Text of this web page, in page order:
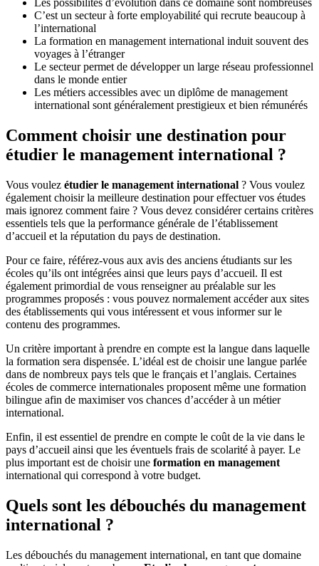
Les possibilités d’évolution dans ce domaine sont nombreuses
C’est un secteur à forte employabilité qui recrute beaucoup à
l’international
La formation en management international induit souvent des
voyages à l’étranger
Le secteur permet de développer un large réseau professionnel
dans le monde entier
Les métiers accessibles avec un diplôme de management
international sont généralement prestigieux et bien rémunérés
Comment choisir une destination pour
étudier le management international ?
Vous voulez étudier le management international ? Vous voulez
également choisir la meilleure destination pour effectuer vos études
mais ignorez comment faire ? Vous devez considérer certains critères
essentiels tels que la performance générale de l’établissement
d’accueil et la réputation du pays de destination.
Pour ce faire, référez-vous aux avis des anciens étudiants sur les
écoles qu’ils ont intégrées ainsi que leurs pays d’accueil. Il est
également primordial de vous renseigner au préalable sur les
programmes proposés : vous pouvez normalement accéder aux sites
des établissements qui vous intéressent et vous informer sur le
contenu des programmes.
Un critère important à prendre en compte est la langue dans laquelle
la formation sera dispensée. L’idéal est de choisir une langue parlée
dans de nombreux pays tels que le français et l’anglais. Certaines
écoles de commerce internationales proposent même une formation
bilingue afin de maximiser vos chances d’accéder à un métier
international.
Enfin, il est essentiel de prendre en compte le coût de la vie dans le
pays d’accueil ainsi que les éventuels frais de scolarité à payer. Le
plus important est de choisir une formation en management
international qui correspond à votre budget.
Quels sont les débouchés du management
international ?
Les débouchés du management international, en tant que domaine